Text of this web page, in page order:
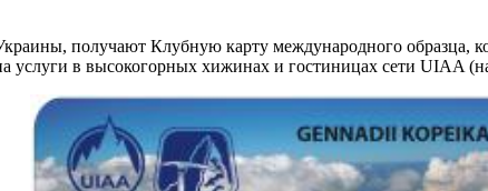
получают Клубную карту международного образца,
услуги в высокогорных хижинах и гостиницах сети UIAA